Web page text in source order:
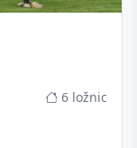
6 ložnic